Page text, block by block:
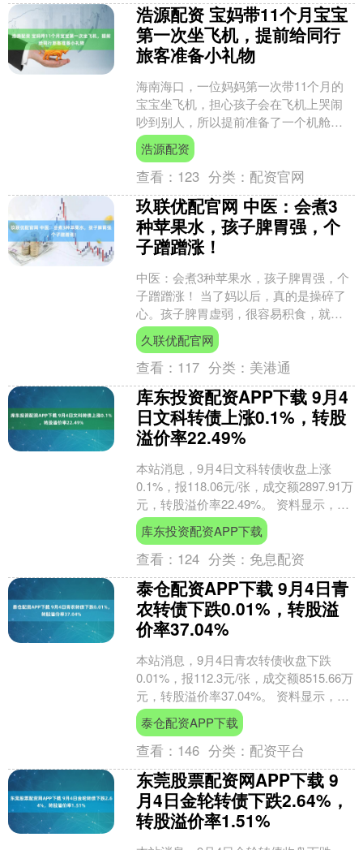
浩源配资 宝妈带11个月宝宝
第一次坐飞机，提前给同行
旅客准备小礼物
海南海口，一位妈妈第一次带11个月的
宝宝坐飞机，担心孩子会在飞机上哭闹
吵到别人，所以提前准备了一个机舱乘
客的小礼物，不过其他乘客的态度却让
她相当暖心，网友：家长....
浩源配资
查看： 123 分类： 配资官网
玖联优配官网 中医：会煮3
种苹果水，孩子脾胃强，个
子蹭蹭涨！
中医：会煮3种苹果水，孩子脾胃强，个
子蹭蹭涨！ 当了妈以后，真的是操碎了
心。孩子脾胃虚弱，很容易积食，就不
爱吃东西。有些东西吃了也不吸收，所
以很多娃个子一直长不....
久联优配官网
查看： 117 分类： 美港通
库东投资配资APP下载 9月4
日文科转债上涨0.1%，转股
溢价率22.49%
本站消息，9月4日文科转债收盘上涨
0.1%，报118.06元/张，成交额2897.91万
元，转股溢价率22.49%。 资料显示，文
科转债信用级别为“A-”，债券....
库东投资配资APP下载
查看： 124 分类： 免息配资
泰仓配资APP下载 9月4日青
农转债下跌0.01%，转股溢
价率37.04%
本站消息，9月4日青农转债收盘下跌
0.01%，报112.3元/张，成交额8515.66万
元，转股溢价率37.04%。 资料显示，青
农转债信用级别为“AAA”，债....
泰仓配资APP下载
查看： 146 分类： 配资平台
东莞股票配资网APP下载 9
月4日金轮转债下跌2.64%，
转股溢价率1.51%